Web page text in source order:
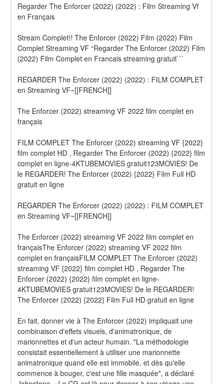
Regarder The Enforcer (2022) (2022) : Film Streaming Vf
en Français
Stream Complet!! The Enforcer (2022) Film (2022) Film
Complet Streaming VF “Regarder The Enforcer (2022) Film
(2022) Film Complet en Francais streaming gratuit```
REGARDER The Enforcer (2022) (2022) : FILM COMPLET
en Streaming VF~[[FRENCH]]
The Enforcer (2022) streaming VF 2022 film complet en
français
FILM COMPLET The Enforcer (2022) streaming VF {2022}
film complet HD , Regarder The Enforcer (2022) {2022} film
complet en ligne-4KTUBEMOVIES gratuit123MOVIES! De
le REGARDER! The Enforcer (2022) {2022} Film Full HD
gratuit en ligne
REGARDER The Enforcer (2022) (2022) : FILM COMPLET
en Streaming VF~[[FRENCH]]
The Enforcer (2022) streaming VF 2022 film complet en
françaisThe Enforcer (2022) streaming VF 2022 film
complet en françaisFILM COMPLET The Enforcer (2022)
streaming VF {2022} film complet HD , Regarder The
Enforcer (2022) {2022} film complet en ligne-
4KTUBEMOVIES gratuit123MOVIES! De le REGARDER!
The Enforcer (2022) {2022} Film Full HD gratuit en ligne
En fait, donner vie à The Enforcer (2022) impliquait une
combinaison d'effets visuels, d'animatronique, de
marionnettes et d'un acteur humain. "La méthodologie
consistait essentiellement à utiliser une marionnette
animatronique quand elle est immobile, et dès qu'elle
commence à bouger, c'est une fille masquée", a déclaré